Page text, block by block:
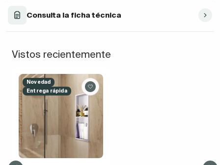
Consulta la ficha técnica
Vistos recientemente
Novedad
Entrega rápida